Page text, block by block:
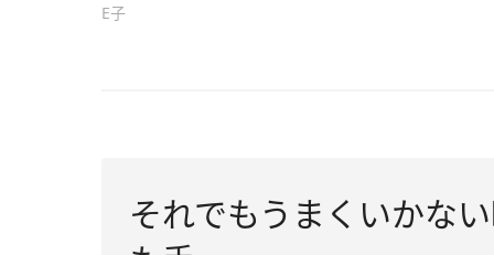
E子
それでもうまくいかな